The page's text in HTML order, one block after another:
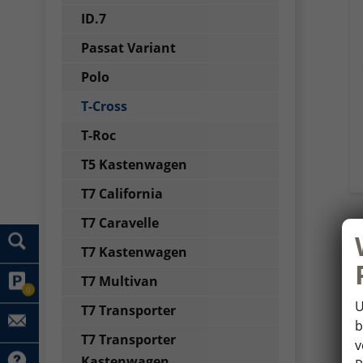
0
ID.7
Passat Variant
Polo
T-Cross
T-Roc
T5 Kastenwagen
T7 California
T7 Caravelle
T7 Kastenwagen
T7 Multivan
T7 Transporter
T7 Transporter